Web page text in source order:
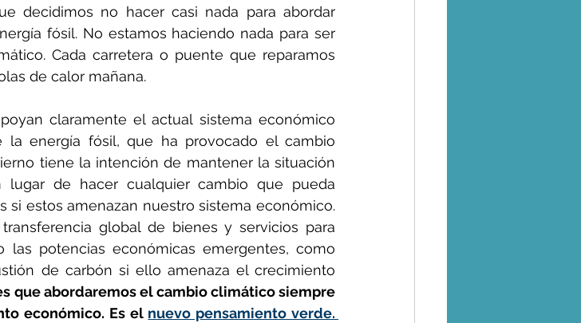
decidimos no hacer casi nada para abordar
fósil. No estamos haciendo nada para ser
Cada carretera o puente que reparamos
de calor mañana.
claramente el actual sistema económico
la energía fósil, que ha provocado el cambio
tiene la intención de mantener la situación
de hacer cualquier cambio que pueda
si estos amenazan nuestro sistema económico.
global de bienes y servicios para
las potencias económicas emergentes, como
de carbón si ello amenaza el crecimiento
que abordaremos el cambio climático siempre
económico. Es el